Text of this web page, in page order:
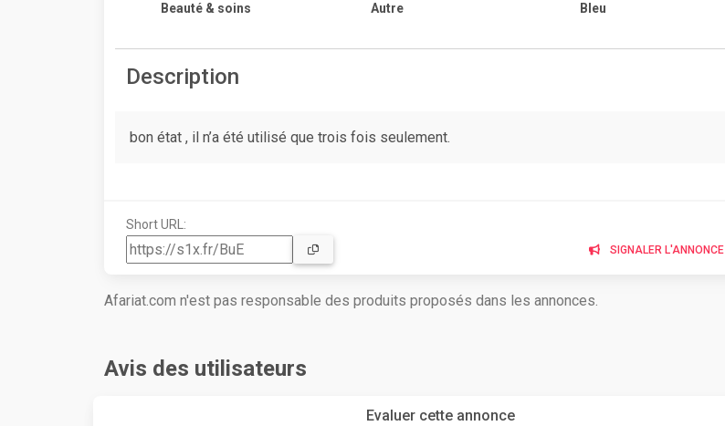
Beauté & soins
Autre
Bleu
Description
bon état , il n’a été utilisé que trois fois seulement.
Short URL:
SIGNALER L'ANNONCE
Afariat.com n'est pas responsable des produits proposés dans les annonces.
Avis des utilisateurs
Evaluer cette annonce